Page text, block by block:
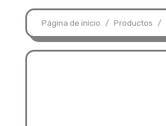
Página de inicio Productos